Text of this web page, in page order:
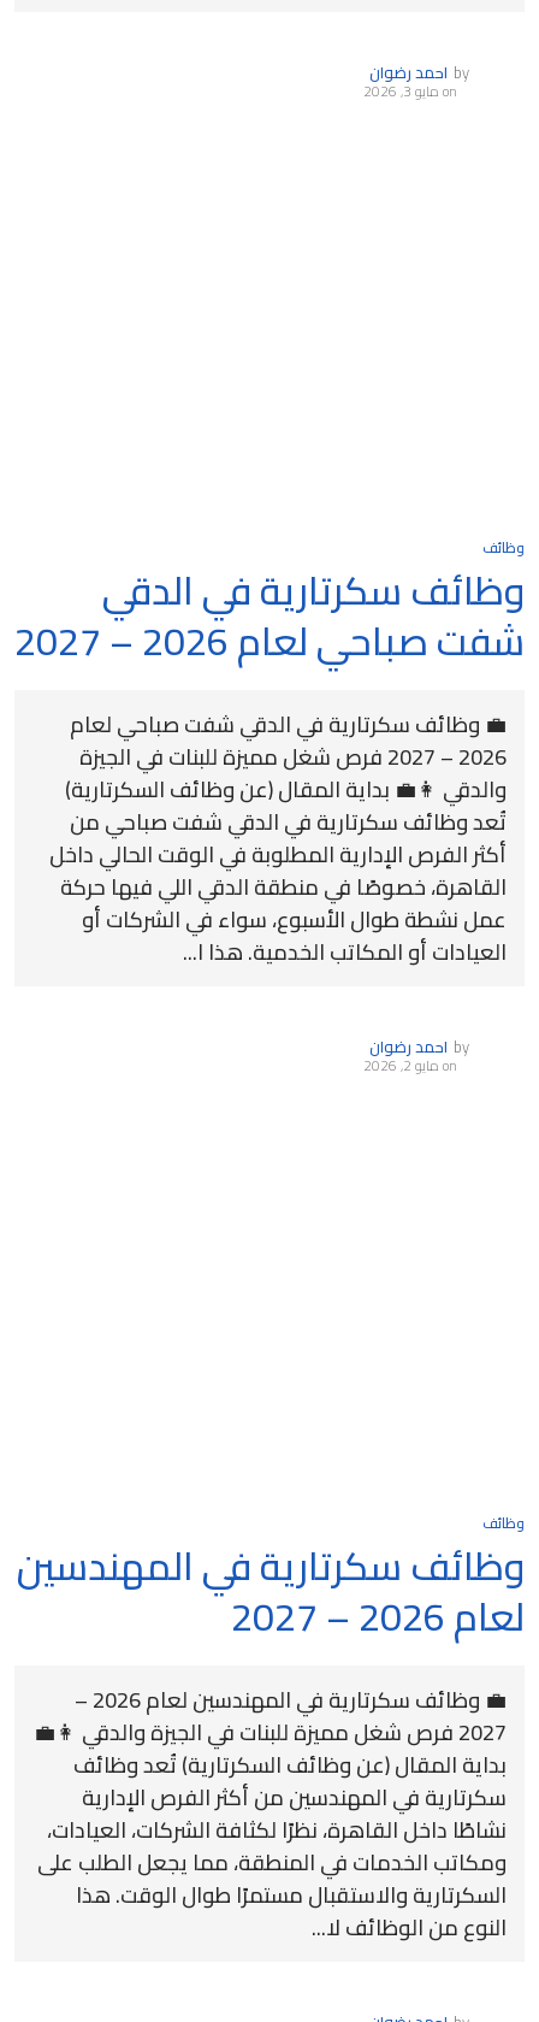
by احمد رضوان
onمايو 3, 2026
وظائف
وظائف سكرتارية في الدقي
شفت صباحي لعام 2026 – 2027
💼 وظائف سكرتارية في الدقي شفت صباحي لعام
2026 – 2027 فرص شغل مميزة للبنات في الجيزة
والدقي 👩‍💼 بداية المقال (عن وظائف السكرتارية)
تُعد وظائف سكرتارية في الدقي شفت صباحي من
أكثر الفرص الإدارية المطلوبة في الوقت الحالي داخل
القاهرة، خصوصًا في منطقة الدقي اللي فيها حركة
عمل نشطة طوال الأسبوع، سواء في الشركات أو
العيادات أو المكاتب الخدمية. هذا ا...
by احمد رضوان
onمايو 2, 2026
وظائف
وظائف سكرتارية في المهندسين
لعام 2026 – 2027
💼 وظائف سكرتارية في المهندسين لعام 2026 –
2027 فرص شغل مميزة للبنات في الجيزة والدقي 👩‍💼
بداية المقال (عن وظائف السكرتارية) تُعد وظائف
سكرتارية في المهندسين من أكثر الفرص الإدارية
نشاطًا داخل القاهرة، نظرًا لكثافة الشركات، العيادات،
ومكاتب الخدمات في المنطقة، مما يجعل الطلب على
السكرتارية والاستقبال مستمرًا طوال الوقت. هذا
النوع من الوظائف لا...